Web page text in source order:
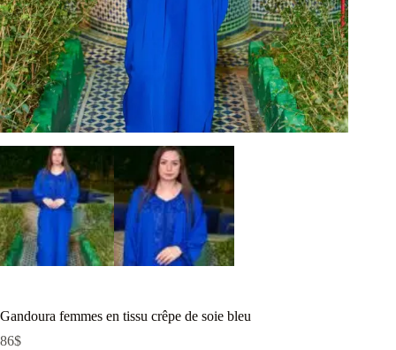
Gandoura femmes en tissu crêpe de soie bleu
86$